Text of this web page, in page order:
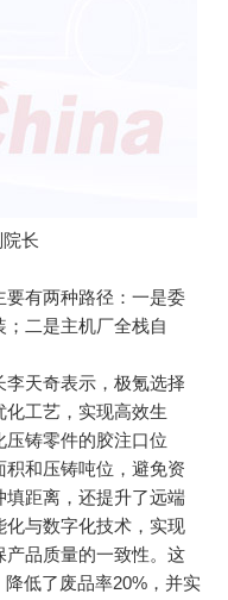
长
要有两种路径：一是委
二是主机厂全栈自
天奇表示，极氪选择
工艺，实现高效生
铸零件的胶注口位
和压铸吨位，避免资
填距离，还提升了远端
化与数字化技术，实现
产品质量的一致性。这
低了废品率20%，并实